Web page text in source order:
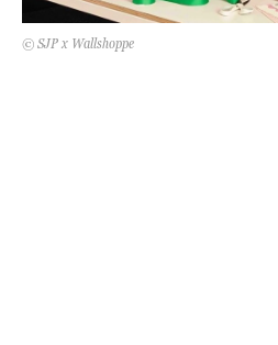
© SJP x Wallshoppe